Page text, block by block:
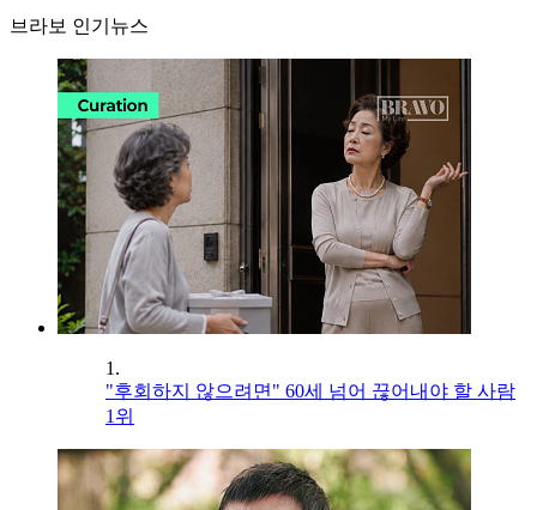
브라보 인기뉴스
1.
"후회하지 않으려면" 60세 넘어 끊어내야 할 사람
1위